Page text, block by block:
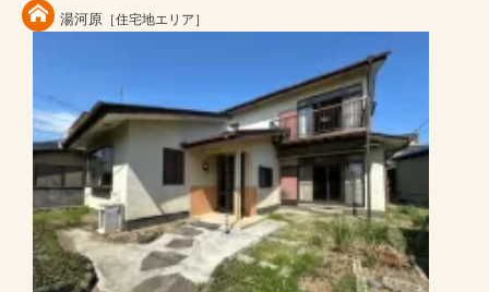
湯河原 ［住宅地エリア］